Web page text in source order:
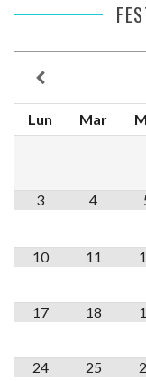
Lun Mar
3 4
10 11
17 18
24 25